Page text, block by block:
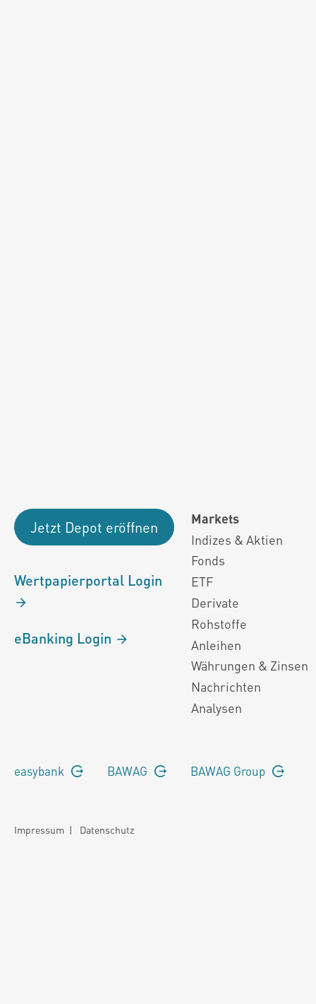
Jetzt Depot eröffnen
Wertpapierportal Login
eBanking Login
Markets
Indizes & Aktien
Fonds
ETF
Derivate
Rohstoffe
Anleihen
Währungen & Zinsen
Nachrichten
Analysen
easybank BAWAG BAWAG Group
Impressum | Datenschutz